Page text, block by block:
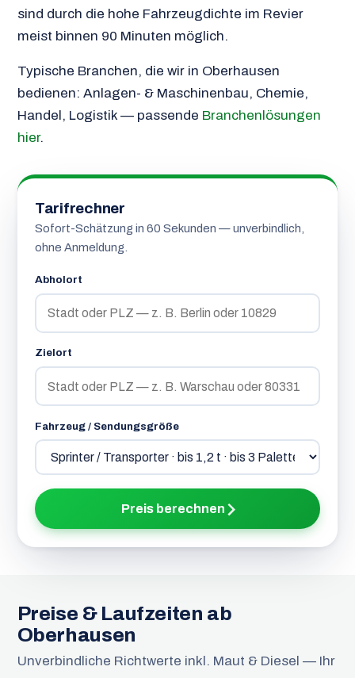
sind durch die hohe Fahrzeugdichte im Revier
meist binnen 90 Minuten möglich.
Typische Branchen, die wir in Oberhausen
bedienen: Anlagen- & Maschinenbau, Chemie,
Handel, Logistik — passende Branchenlösungen
hier.
Tarifrechner
Sofort-Schätzung in 60 Sekunden — unverbindlich,
ohne Anmeldung.
Abholort
Zielort
Fahrzeug / Sendungsgröße
Preis berechnen
Preise & Laufzeiten ab
Oberhausen
Unverbindliche Richtwerte inkl. Maut & Diesel — Ihr